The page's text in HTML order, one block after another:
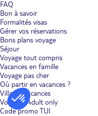
FAQ
Bon à savoir
Formalités visas
Gérer vos réservations
Bons plans voyage
Séjour
Voyage tout compris
Vacances en famille
Voyage pas cher
Où partir en vacances ?
Villages vacances
Voyages Adult only
Code promo TUI